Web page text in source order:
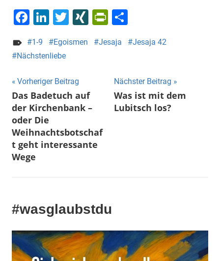
Facebook
LinkedIn
Twitter
XINGPrintFriendly
1-9 Egoismen Jesaja
Jesaja 42
Nächstenliebe
Beitragsnavigation
Vorheriger Beitrag
Das Badetuch auf
der Kirchenbank –
oder Die
Weihnachtsbotschaf
t geht interessante
Wege
Nächster Beitrag
Was ist mit dem
Lubitsch los?
#wasglaubstdu